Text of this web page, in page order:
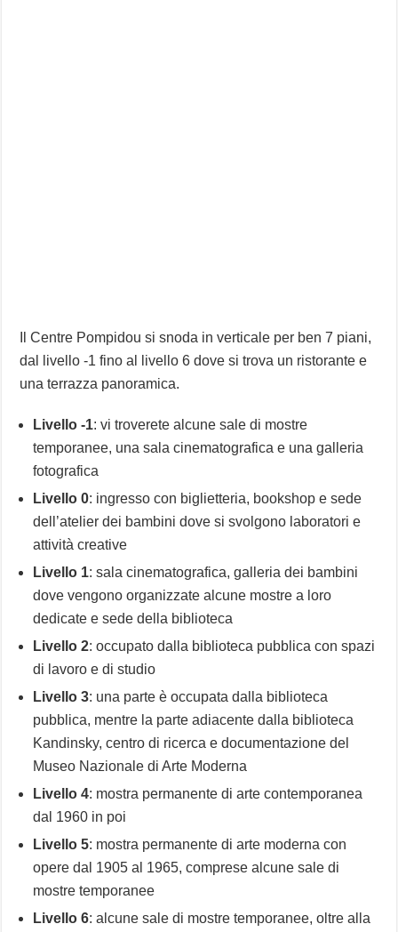
Il Centre Pompidou si snoda in verticale per ben 7 piani,
dal livello -1 fino al livello 6 dove si trova un ristorante e
una terrazza panoramica.
Livello -1: vi troverete alcune sale di mostre
temporanee, una sala cinematografica e una galleria
fotografica
Livello 0: ingresso con biglietteria, bookshop e sede
dell’atelier dei bambini dove si svolgono laboratori e
attività creative
Livello 1: sala cinematografica, galleria dei bambini
dove vengono organizzate alcune mostre a loro
dedicate e sede della biblioteca
Livello 2: occupato dalla biblioteca pubblica con spazi
di lavoro e di studio
Livello 3: una parte è occupata dalla biblioteca
pubblica, mentre la parte adiacente dalla biblioteca
Kandinsky, centro di ricerca e documentazione del
Museo Nazionale di Arte Moderna
Livello 4: mostra permanente di arte contemporanea
dal 1960 in poi
Livello 5: mostra permanente di arte moderna con
opere dal 1905 al 1965, comprese alcune sale di
mostre temporanee
Livello 6: alcune sale di mostre temporanee, oltre alla